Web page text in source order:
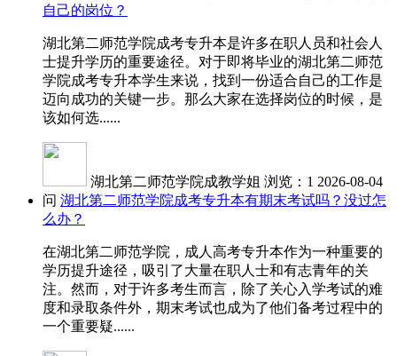
自己的岗位？
湖北第二师范学院成考专升本是许多在职人员和社会人
士提升学历的重要途径。对于即将毕业的湖北第二师范
学院成考专升本学生来说，找到一份适合自己的工作是
迈向成功的关键一步。那么大家在选择岗位的时候，是
该如何选......
湖北第二师范学院成教学姐 浏览：1 2026-08-04
问 湖北第二师范学院成考专升本有期末考试吗？没过怎
么办？
在湖北第二师范学院，成人高考专升本作为一种重要的
学历提升途径，吸引了大量在职人士和有志青年的关
注。然而，对于许多考生而言，除了关心入学考试的难
度和录取条件外，期末考试也成为了他们备考过程中的
一个重要疑......